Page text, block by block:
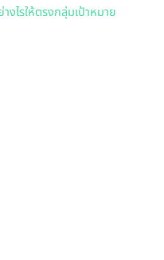
งไรให้ตรงกลุ่มเป้าหมาย